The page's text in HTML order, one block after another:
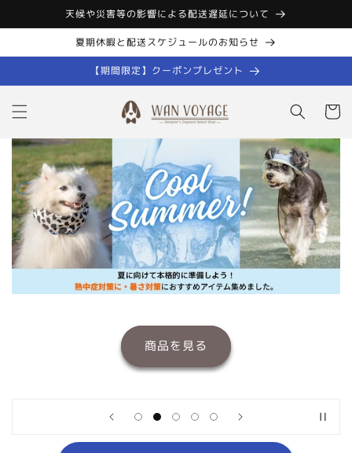
コンテン
ツに進む
天候や災害等の影響による配送遅延について
夏期休暇と配送スケジュールのお知らせ
【期間限定】クーポンプレゼント
ー
商品を見る